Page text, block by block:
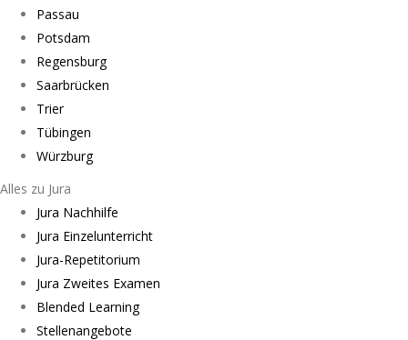
Passau
Potsdam
Regensburg
Saarbrücken
Trier
Tübingen
Würzburg
Alles zu Jura
Jura Nachhilfe
Jura Einzelunterricht
Jura-Repetitorium
Jura Zweites Examen
Blended Learning
Stellenangebote